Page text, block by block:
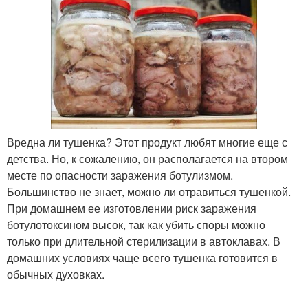
Вредна ли тушенка? Этот продукт любят многие еще с
детства. Но, к сожалению, он располагается на втором
месте по опасности заражения ботулизмом.
Большинство не знает, можно ли отравиться тушенкой.
При домашнем ее изготовлении риск заражения
ботулотоксином высок, так как убить споры можно
только при длительной стерилизации в автоклавах. В
домашних условиях чаще всего тушенка готовится в
обычных духовках.